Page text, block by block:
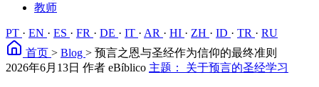
教师
PT · EN · ES · FR · DE · IT · AR · HI · ZH · ID · TR · RU
首页 > Blog > 预言之恩与圣经作为信仰的最终准则
2026年6月13日 作者 eBíblico 主题： 关于预言的圣经学习